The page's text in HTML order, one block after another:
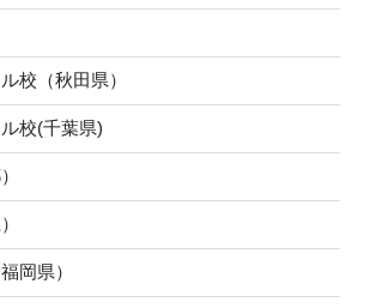
校（秋田県）
校(千葉県)
岡県）